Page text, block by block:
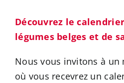
Découvrez le
légumes belges et de
Nous vous invitons à un
où vous recevrez un